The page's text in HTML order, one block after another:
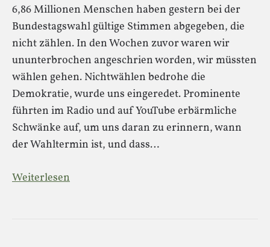
6,86 Millionen Menschen haben gestern bei der
Bundestagswahl gültige Stimmen abgegeben, die
nicht zählen. In den Wochen zuvor waren wir
ununterbrochen angeschrien worden, wir müssten
wählen gehen. Nichtwählen bedrohe die
Demokratie, wurde uns eingeredet. Prominente
führten im Radio und auf YouTube erbärmliche
Schwänke auf, um uns daran zu erinnern, wann
der Wahltermin ist, und dass…
Weiterlesen